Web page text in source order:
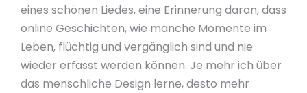
eines schönen Liedes, eine Erinnerung daran, dass
online Geschichten, wie manche Momente im
Leben, flüchtig und vergänglich sind und nie
wieder erfasst werden können. Je mehr ich über
das menschliche Design lerne, desto mehr